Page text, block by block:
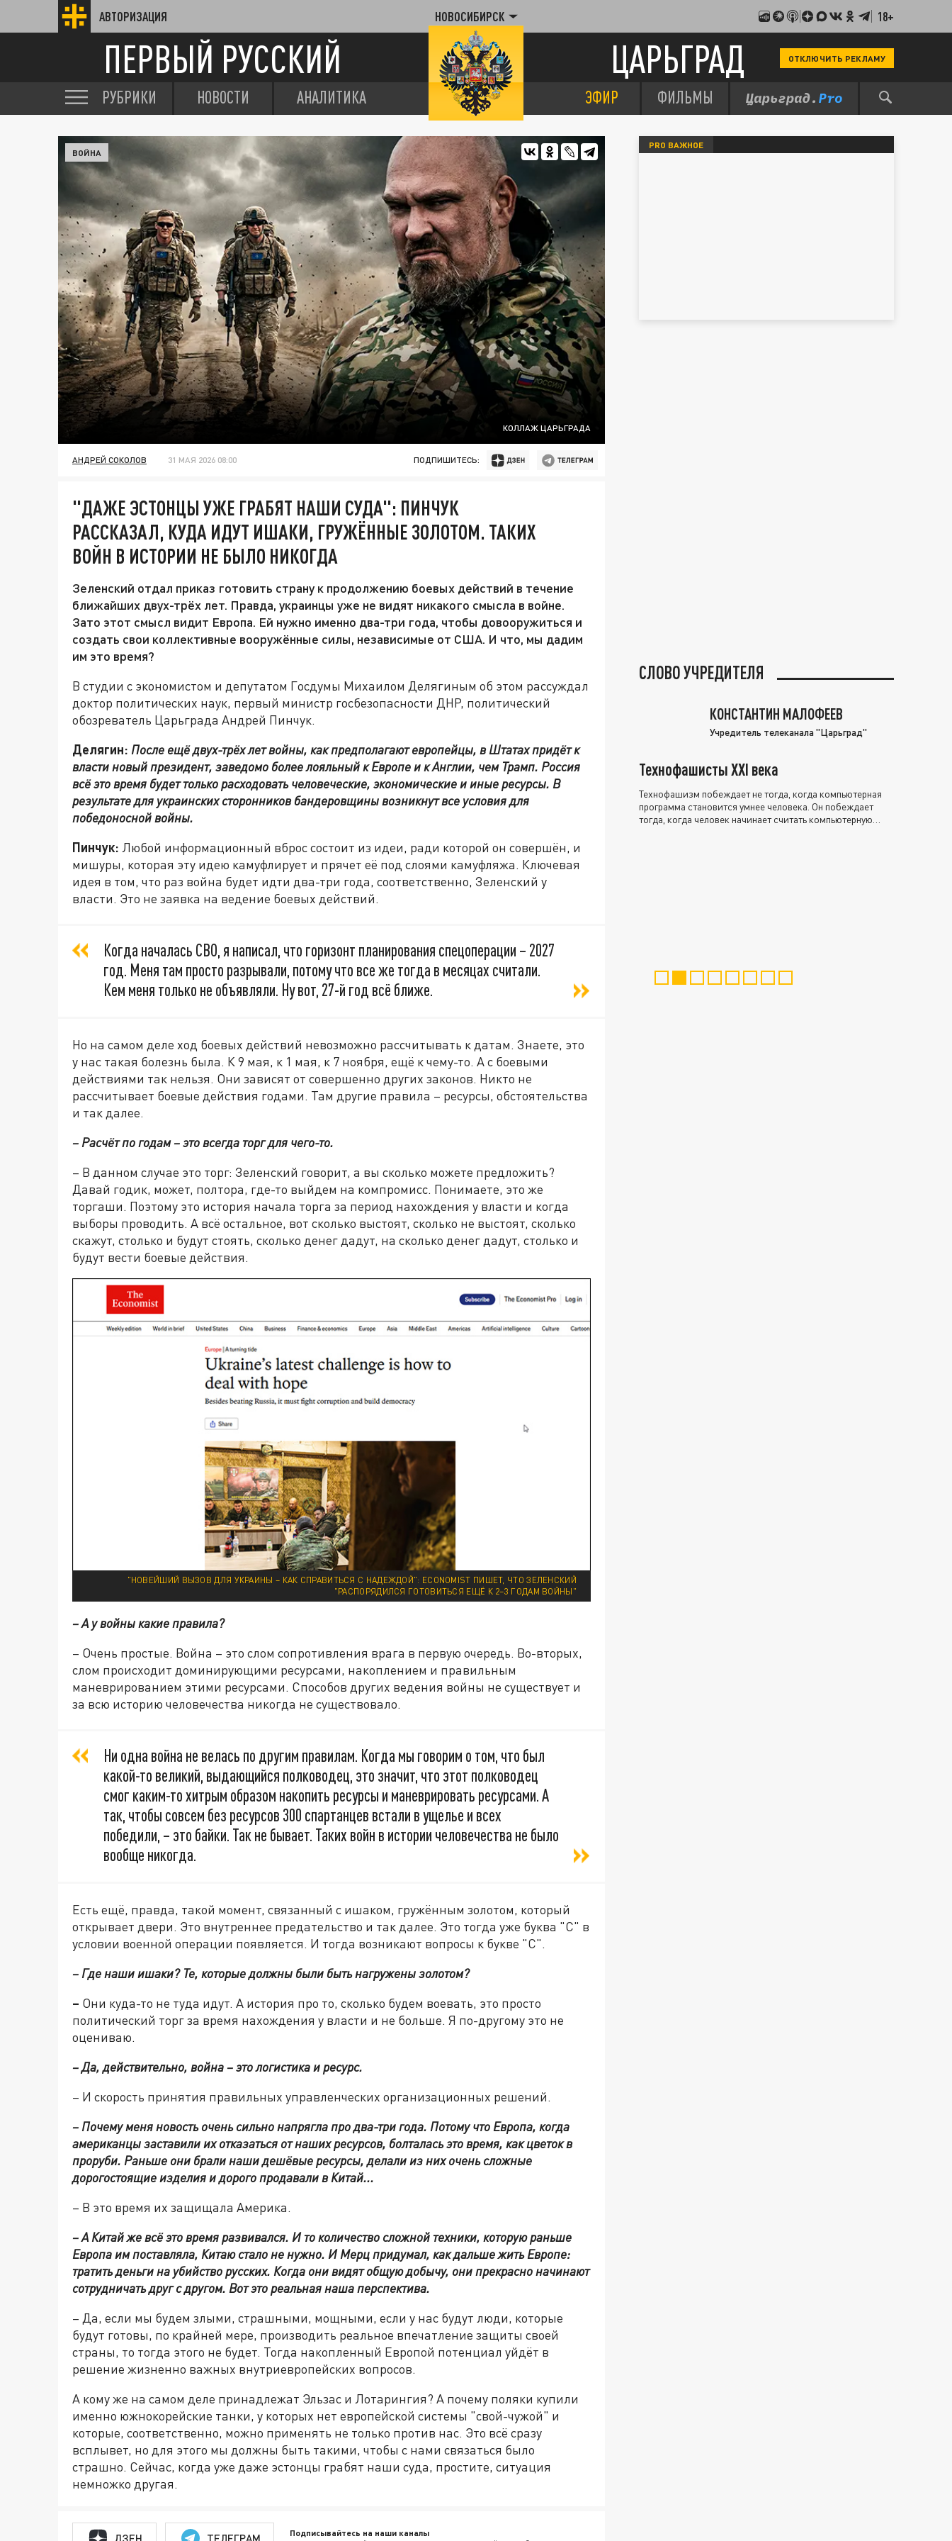
АВТОРИЗАЦИЯ НОВОСИБИРСК 18+
ПЕРВЫЙ РУССКИЙ ЦАРЬГРАД ОТКЛЮЧИТЬ РЕКЛАМУ
РУБРИКИ НОВОСТИ АНАЛИТИКА ЭФИР ФИЛЬМЫ
КОЛЛАЖ ЦАРЬГРАДА
ВОЙНА
АНДРЕЙ СОКОЛОВ 31 МАЯ 2026 08:00 ПОДПИШИТЕСЬ:
"ДАЖЕ ЭСТОНЦЫ УЖЕ ГРАБЯТ НАШИ СУДА": ПИНЧУК
РАССКАЗАЛ, КУДА ИДУТ ИШАКИ, ГРУЖЁННЫЕ ЗОЛОТОМ. ТАКИХ
ВОЙН В ИСТОРИИ НЕ БЫЛО НИКОГДА
Зеленский отдал приказ готовить страну к продолжению боевых действий в течение
ближайших двух-трёх лет. Правда, украинцы уже не видят никакого смысла в войне.
Зато этот смысл видит Европа. Ей нужно именно два-три года, чтобы довооружиться и
создать свои коллективные вооружённые силы, независимые от США. И что, мы дадим
им это время?
В студии с экономистом и депутатом Госдумы Михаилом Делягиным об этом рассуждал
доктор политических наук, первый министр госбезопасности ДНР, политический
обозреватель Царьграда Андрей Пинчук.
Делягин: После ещё двух-трёх лет войны, как предполагают европейцы, в Штатах придёт к
власти новый президент, заведомо более лояльный к Европе и к Англии, чем Трамп. Россия
всё это время будет только расходовать человеческие, экономические и иные ресурсы. В
результате для украинских сторонников бандеровщины возникнут все условия для
победоносной войны.
Пинчук: Любой информационный вброс состоит из идеи, ради которой он совершён, и
мишуры, которая эту идею камуфлирует и прячет её под слоями камуфляжа. Ключевая
идея в том, что раз война будет идти два-три года, соответственно, Зеленский у
власти. Это не заявка на ведение боевых действий.
Когда началась СВО, я написал, что горизонт планирования спецоперации – 2027
год. Меня там просто разрывали, потому что все же тогда в месяцах считали.
Кем меня только не объявляли. Ну вот, 27-й год всё ближе.
Но на самом деле ход боевых действий невозможно рассчитывать к датам. Знаете, это
у нас такая болезнь была. К 9 мая, к 1 мая, к 7 ноября, ещё к чему-то. А с боевыми
действиями так нельзя. Они зависят от совершенно других законов. Никто не
рассчитывает боевые действия годами. Там другие правила – ресурсы, обстоятельства
и так далее.
– Расчёт по годам – это всегда торг для чего-то.
– В данном случае это торг: Зеленский говорит, а вы сколько можете предложить?
Давай годик, может, полтора, где-то выйдем на компромисс. Понимаете, это же
торгаши. Поэтому это история начала торга за период нахождения у власти и когда
выборы проводить. А всё остальное, вот сколько выстоят, сколько не выстоят, сколько
скажут, столько и будут стоять, сколько денег дадут, на сколько денег дадут, столько и
будут вести боевые действия.
"НОВЕЙШИЙ ВЫЗОВ ДЛЯ УКРАИНЫ – КАК СПРАВИТЬСЯ С НАДЕЖДОЙ": ECONOMIST ПИШЕТ, ЧТО ЗЕЛЕНСКИЙ
"РАСПОРЯДИЛСЯ ГОТОВИТЬСЯ ЕЩЁ К 2–3 ГОДАМ ВОЙНЫ"
– А у войны какие правила?
– Очень простые. Война – это слом сопротивления врага в первую очередь. Во-вторых,
слом происходит доминирующими ресурсами, накоплением и правильным
маневрированием этими ресурсами. Способов других ведения войны не существует и
за всю историю человечества никогда не существовало.
Ни одна война не велась по другим правилам. Когда мы говорим о том, что был
какой-то великий, выдающийся полководец, это значит, что этот полководец
смог каким-то хитрым образом накопить ресурсы и маневрировать ресурсами. А
так, чтобы совсем без ресурсов 300 спартанцев встали в ущелье и всех
победили, – это байки. Так не бывает. Таких войн в истории человечества не было
вообще никогда.
Есть ещё, правда, такой момент, связанный с ишаком, гружённым золотом, который
открывает двери. Это внутреннее предательство и так далее. Это тогда уже буква "С" в
условии военной операции появляется. И тогда возникают вопросы к букве "С".
– Где наши ишаки? Те, которые должны были быть нагружены золотом?
– Они куда-то не туда идут. А история про то, сколько будем воевать, это просто
политический торг за время нахождения у власти и не больше. Я по-другому это не
оцениваю.
–Да, действительно, война – это логистика и ресурс.
– И скорость принятия правильных управленческих организационных решений.
– Почему меня новость очень сильно напрягла про два-три года. Потому что Европа, когда
американцы заставили их отказаться от наших ресурсов, болталась это время, как цветок в
проруби. Раньше они брали наши дешёвые ресурсы, делали из них очень сложные
дорогостоящие изделия и дорого продавали в Китай...
– В это время их защищала Америка.
– А Китай же всё это время развивался. И то количество сложной техники, которую раньше
Европа им поставляла, Китаю стало не нужно. И Мерц придумал, как дальше жить Европе:
тратить деньги на убийство русских. Когда они видят общую добычу, они прекрасно начинают
сотрудничать друг с другом. Вот это реальная наша перспектива.
– Да, если мы будем злыми, страшными, мощными, если у нас будут люди, которые
будут готовы, по крайней мере, производить реальное впечатление защиты своей
страны, то тогда этого не будет. Тогда накопленный Европой потенциал уйдёт в
решение жизненно важных внутриевропейских вопросов.
А кому же на самом деле принадлежат Эльзас и Лотарингия? А почему поляки купили
именно южнокорейские танки, у которых нет европейской системы "свой-чужой" и
которые, соответственно, можно применять не только против нас. Это всё сразу
всплывет, но для этого мы должны быть такими, чтобы с нами связаться было
страшно. Сейчас, когда уже даже эстонцы грабят наши суда, простите, ситуация
немножко другая.
ДЗЕН ТЕЛЕГРАМ Подписывайтесь на наши каналы
PRO ВАЖНОЕ
СЛОВО УЧРЕДИТЕЛЯ
КОНСТАНТИН МАЛОФЕЕВ
Учредитель телеканала "Царьград"
Технофашисты XXI века
Технофашизм побеждает не тогда, когда компьютерная
программа становится умнее человека. Он побеждает
тогда, когда человек начинает считать компьютерную